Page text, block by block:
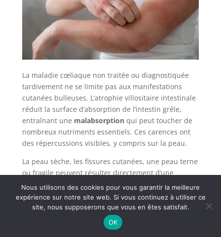
La maladie cœliaque non traitée ou diagnostiquée
tardivement ne se limite pas aux manifestations
cutanées bulleuses. L’atrophie villositaire intestinale
réduit la surface d’absorption de l’intestin grêle,
entraînant une malabsorptionqui peut toucher de
nombreux nutriments essentiels. Ces carences ont
des répercussions visibles, y compris sur la peau.
La peau sèche, les fissures cutanées, une peau terne
ou fragile peuvent résulter directement d’une
carence en vitamine D, en acides gras essentiels ou
en zinc, tous absorbés en quantité insuffisante
lorsque la muqueuse intestinale est endommagée.
La réponse à la question fréquente est donc
oui, la maladie cœliaque peut causer une
Nous utilisons des cookies pour vous garantir la meilleure
expérience sur notre site web. Si vous continuez à utiliser ce
site, nous supposerons que vous en êtes satisfait.
OK